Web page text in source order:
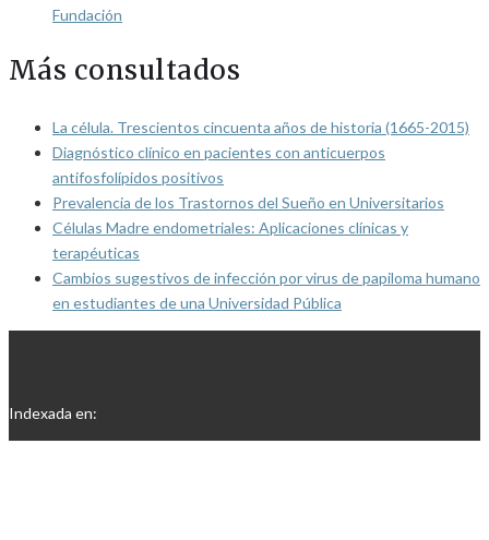
Fundación
Más consultados
La célula. Trescientos cincuenta años de historia (1665-2015)
Diagnóstico clínico en pacientes con anticuerpos
antifosfolípidos positivos
Prevalencia de los Trastornos del Sueño en Universitarios
Células Madre endometriales: Aplicaciones clínicas y
terapéuticas
Cambios sugestivos de infección por virus de papiloma humano
en estudiantes de una Universidad Pública
Indexada en: